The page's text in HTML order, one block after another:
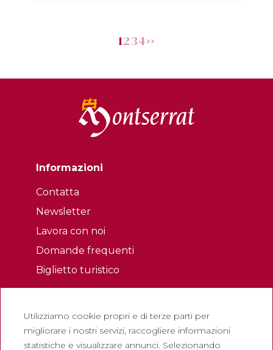
1234
Informazioni
Contatta
Newsletter
Lavora con noi
Domande frequenti
Biglietto turistico
Politica sulla riservatezza
Politica sui cookie
Utilizziamo cookie propri e di terze parti per
migliorare i nostri servizi, raccogliere informazioni
statistiche e visualizzare annunci. Selezionando